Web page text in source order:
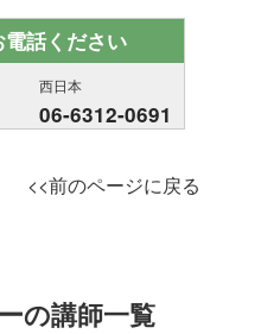
話ください
西日本
06-6312-0691
<<前のページに戻る
の講師一覧